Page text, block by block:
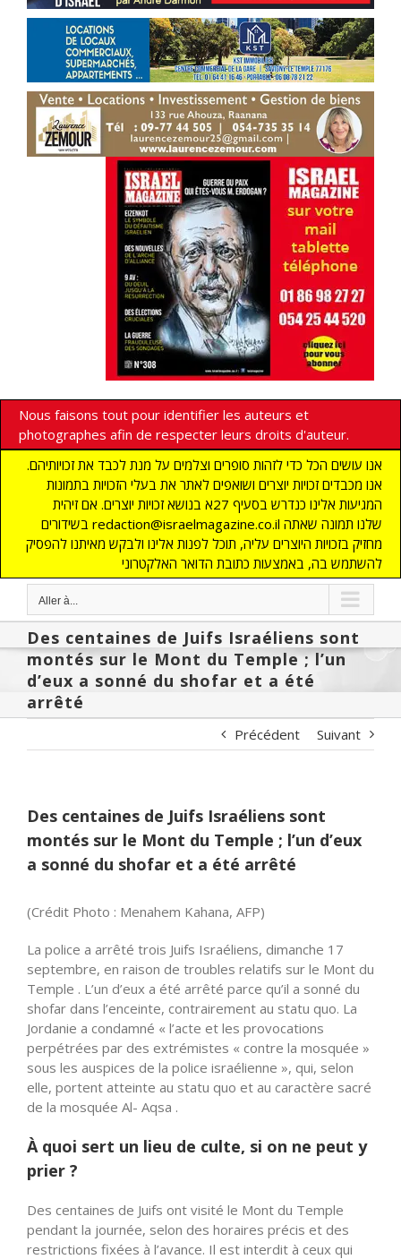
Nous faisons tout pour identifier les auteurs et
photographes afin de respecter leurs droits d'auteur.
אנו עושים הכל כדי לזהות סופרים וצלמים על מנת לכבד את זכויותיהם.
אנו מכבדים זכויות יוצרים ושואפים לאתר את בעלי הזכויות בתמונות
המגיעות אלינו כנדרש בסעיף 27א בנושא זכויות יוצרים. אם זיהית
בשידורים redaction@israelmagazine.co.il שלנו תמונה שאתה
מחזיק בזכויות היוצרים עליה, תוכל לפנות אלינו ולבקש מאיתנו להפסיק
להשתמש בה, באמצעות כתובת הדואר האלקטרוני
Aller à...
Des centaines de Juifs Israéliens sont
montés sur le Mont du Temple ; l’un
d’eux a sonné du shofar et a été
arrêté
Précédent Suivant
Des centaines de Juifs Israéliens sont
montés sur le Mont du Temple ; l’un d’eux
a sonné du shofar et a été arrêté
(Crédit Photo : Menahem Kahana, AFP)
La police a arrêté trois Juifs Israéliens, dimanche 17
septembre, en raison de troubles relatifs sur le Mont du
Temple . L’un d’eux a été arrêté parce qu’il a sonné du
shofar dans l’enceinte, contrairement au statu quo. La
Jordanie a condamné « l’acte et les provocations
perpétrées par des extrémistes « contre la mosquée »
sous les auspices de la police israélienne », qui, selon
elle, portent atteinte au statu quo et au caractère sacré
de la mosquée Al- Aqsa .
À quoi sert un lieu de culte, si on ne peut y
prier ?
Des centaines de Juifs ont visité le Mont du Temple
pendant la journée, selon des horaires précis et des
restrictions fixées à l’avance. Il est interdit à ceux qui